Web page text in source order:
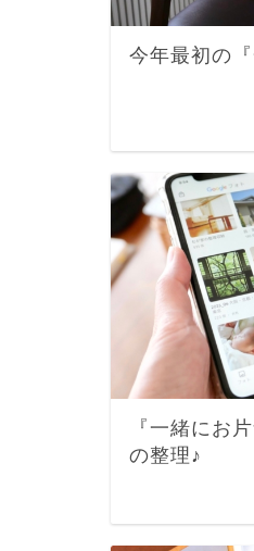
今年最初の
『一緒にお
の整理♪